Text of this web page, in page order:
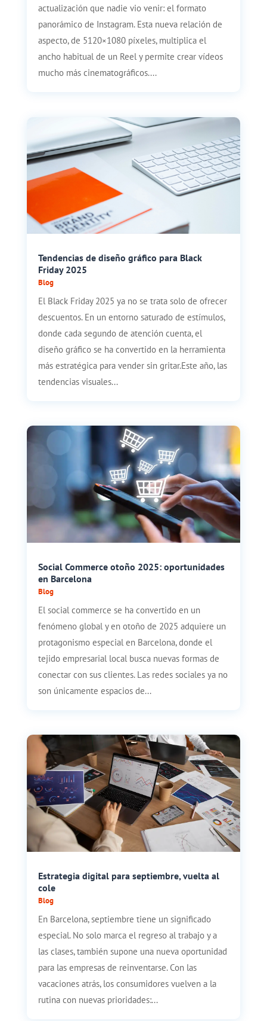
actualización que nadie vio venir: el formato
panorámico de Instagram. Esta nueva relación de
aspecto, de 5120×1080 píxeles, multiplica el
ancho habitual de un Reel y permite crear vídeos
mucho más cinematográficos....
Tendencias de diseño gráfico para Black
Friday 2025
Blog
El Black Friday 2025 ya no se trata solo de ofrecer
descuentos. En un entorno saturado de estímulos,
donde cada segundo de atención cuenta, el
diseño gráfico se ha convertido en la herramienta
más estratégica para vender sin gritar.Este año, las
tendencias visuales...
Social Commerce otoño 2025: oportunidades
en Barcelona
Blog
El social commerce se ha convertido en un
fenómeno global y en otoño de 2025 adquiere un
protagonismo especial en Barcelona, donde el
tejido empresarial local busca nuevas formas de
conectar con sus clientes. Las redes sociales ya no
son únicamente espacios de...
Estrategia digital para septiembre, vuelta al
cole
Blog
En Barcelona, septiembre tiene un significado
especial. No solo marca el regreso al trabajo y a
las clases, también supone una nueva oportunidad
para las empresas de reinventarse. Con las
vacaciones atrás, los consumidores vuelven a la
rutina con nuevas prioridades:...